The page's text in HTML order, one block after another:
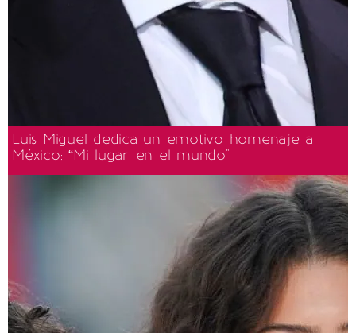
Luis Miguel dedica un emotivo homenaje a
México: “Mi lugar en el mundo"